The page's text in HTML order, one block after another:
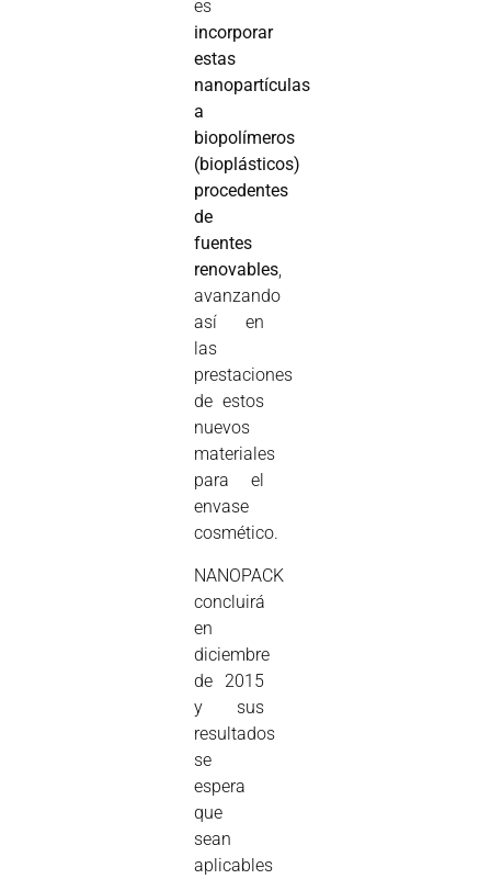
es
incorporar
estas
nanopartículas
a
biopolímeros
(bioplásticos)
procedentes
de
fuentes
renovables,
avanzando
así en
las
prestaciones
de estos
nuevos
materiales
para el
envase
cosmético.
NANOPACK
concluirá
en
diciembre
de 2015
y sus
resultados
se
espera
que
sean
aplicables